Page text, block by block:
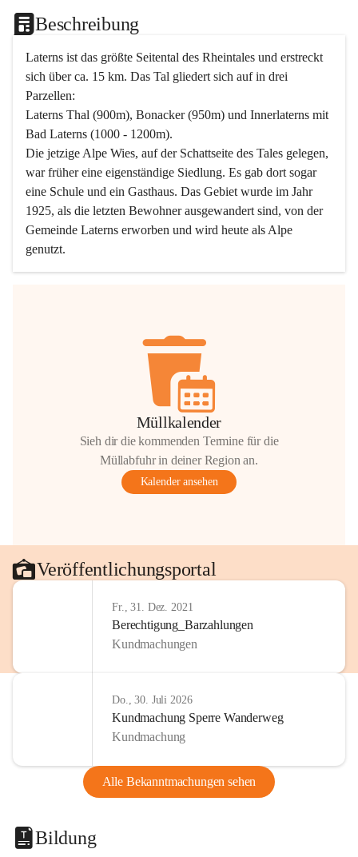
Beschreibung
Laterns ist das größte Seitental des Rheintales und erstreckt
sich über ca. 15 km. Das Tal gliedert sich auf in drei
Parzellen:
Laterns Thal (900m), Bonacker (950m) und Innerlaterns mit
Bad Laterns (1000 - 1200m).
Die jetzige Alpe Wies, auf der Schattseite des Tales gelegen,
war früher eine eigenständige Siedlung. Es gab dort sogar
eine Schule und ein Gasthaus. Das Gebiet wurde im Jahr
1925, als die letzten Bewohner ausgewandert sind, von der
Gemeinde Laterns erworben und wird heute als Alpe
genutzt.
Müllkalender
Sieh dir die kommenden Termine für die
Müllabfuhr in deiner Region an.
Kalender ansehen
Veröffentlichungsportal
Fr., 31. Dez. 2021
Berechtigung_Barzahlungen
Kundmachungen
Do., 30. Juli 2026
Kundmachung Sperre Wanderweg
Kundmachung
Alle Bekanntmachungen sehen
Bildung